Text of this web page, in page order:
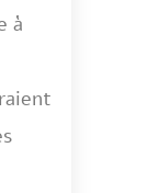
à